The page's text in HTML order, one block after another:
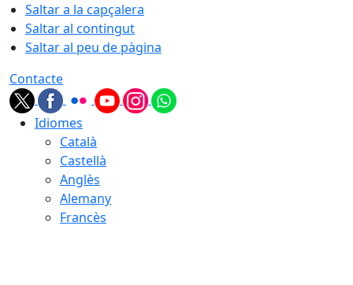
Saltar a la capçalera
Saltar al contingut
Saltar al peu de pàgina
Contacte
Idiomes
Català
Castellà
Anglès
Alemany
Francès